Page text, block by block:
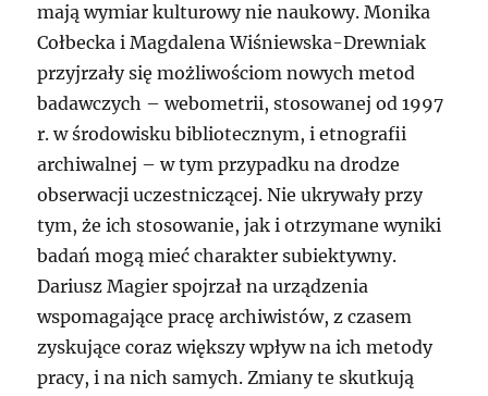
mają wymiar kulturowy nie naukowy. Monika
Cołbecka i Magdalena Wiśniewska-Drewniak
przyjrzały się możliwościom nowych metod
badawczych – webometrii, stosowanej od 1997
r. w środowisku bibliotecznym, i etnografii
archiwalnej – w tym przypadku na drodze
obserwacji uczestniczącej. Nie ukrywały przy
tym, że ich stosowanie, jak i otrzymane wyniki
badań mogą mieć charakter subiektywny.
Dariusz Magier spojrzał na urządzenia
wspomagające pracę archiwistów, z czasem
zyskujące coraz większy wpływ na ich metody
pracy, i na nich samych. Zmiany te skutkują